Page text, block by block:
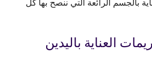
بالجسم الرائعة التي ننصح بها كل
العناية باليدين